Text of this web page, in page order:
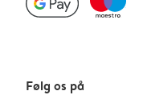
Følg os på